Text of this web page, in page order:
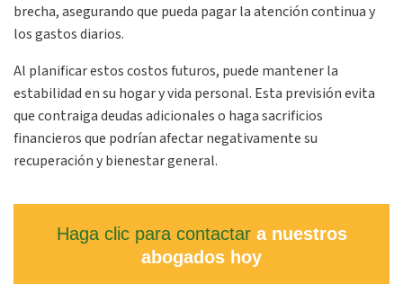
brecha, asegurando que pueda pagar la atención continua y
los gastos diarios.
Al planificar estos costos futuros, puede mantener la
estabilidad en su hogar y vida personal. Esta previsión evita
que contraiga deudas adicionales o haga sacrificios
financieros que podrían afectar negativamente su
recuperación y bienestar general.
Haga clic para contactara nuestros
abogados hoy